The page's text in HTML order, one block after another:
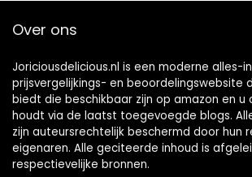
Over ons
Joriciousdelicious.nl is een moderne alles-
prijsvergelijkings- en beoordelingswebsite
biedt die beschikbaar zijn op amazon en u
houdt via de laatst toegevoegde blogs.
zijn auteursrechtelijk beschermd door hun
eigenaren. Alle geciteerde inhoud is
respectievelijke bronnen.